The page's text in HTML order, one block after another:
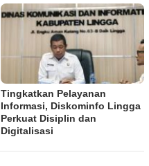
Tingkatkan Pelayanan
Informasi, Diskominfo Lingga
Perkuat Disiplin dan
Digitalisasi